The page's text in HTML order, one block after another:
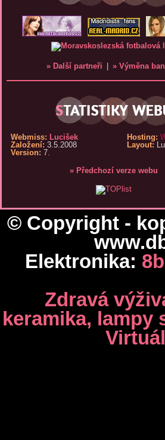
» Další partneři » Výměna
Webmiss: Lucišek
Založení: 3.5.2008
Version: 7.
Hosting:
Layout:
» Předchozí verze webu
© Copyright -
Elektronika:
Zdravá
keramika, lampy